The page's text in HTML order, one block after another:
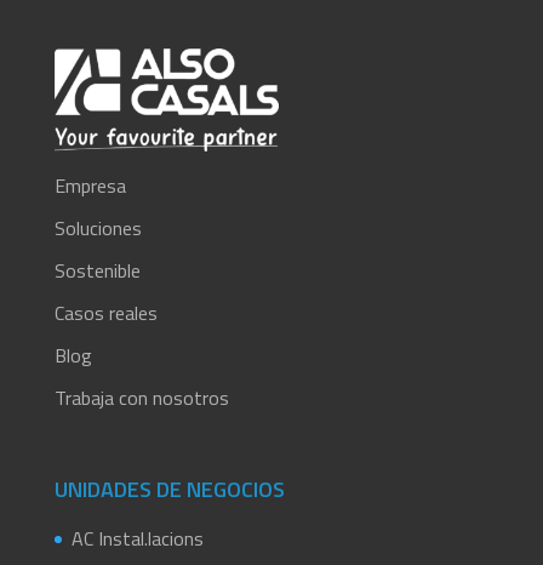
Empresa
Soluciones
Sostenible
Casos reales
Blog
Trabaja con nosotros
UNIDADES DE NEGOCIOS
AC Instal.lacions